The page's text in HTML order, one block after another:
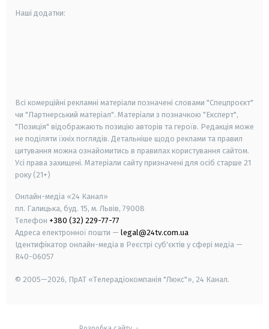
Наші додатки:
Всі комерційні рекламні матеріали позначені словами "Спецпроєкт"
чи "Партнерський матеріал". Матеріали з позначкою "Експерт",
"Позиція" відображають позицію авторів та героїв. Редакція може
не поділяти їхніх поглядів. Детальніше щодо реклами та правил
цитування можна ознайомитись в правилах користування сайтом.
Усі права захищені. Матеріали сайту призначені для осіб старше 21
року (21+)
Онлайн-медіа «24 Канал»
пл. Галицька, буд. 15, м. Львів, 79008
Телефон +380 (32) 229-77-77
Адреса електронної пошти — legal@24tv.com.ua
Ідентифікатор онлайн-медіа в Реєстрі суб'єктів у сфері медіа —
R40-06057
© 2005—2026, ПрАТ «Телерадіокомпанія "Люкс"», 24 Канал.